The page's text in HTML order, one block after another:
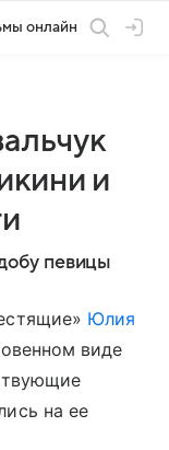
онлайн
и
певицы
Юлия
виде
на ее